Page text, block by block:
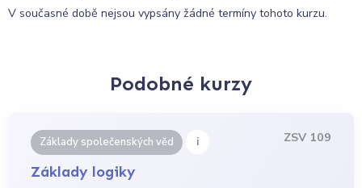
V současné době nejsou vypsány žádné termíny tohoto kurzu.
Podobné kurzy
Základy společenských věd i ZSV 109
Základy logiky